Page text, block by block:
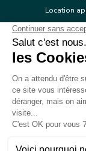
Location
Location
Location
Location
Location
Location